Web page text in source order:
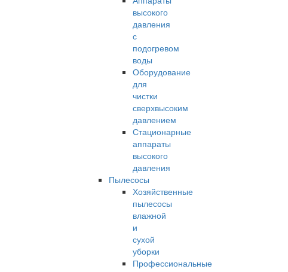
высокого
давления
с
подогревом
воды
Оборудование
для
чистки
сверхвысоким
давлением
Стационарные
аппараты
высокого
давления
Пылесосы
Хозяйственные
пылесосы
влажной
и
сухой
уборки
Профессиональные